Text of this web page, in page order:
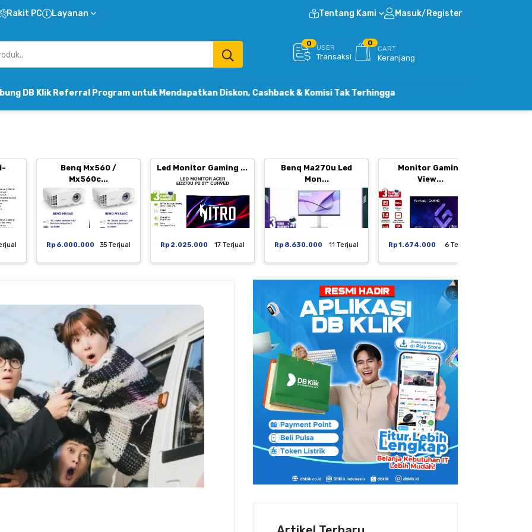
Rakit PC Layanan Tentang Kami Masuk/Register
0
USER
Transaksi
0
CART
Keranjang
Program untuk Mendapatkan Diskon, Cashback & Komisi Tak Terhingga
Benq Mx560 /
Mx560c...
Rp 6.000.000 35 Terjual
Led Monitor Gaming ...
Rp 2.025.000 17 Terjual
Benq Ma270u Led
Mon...
Rp 8.630.000 11 Terjual
Monitor Gaming
View...
Rp 1.674.000 6 Terjual